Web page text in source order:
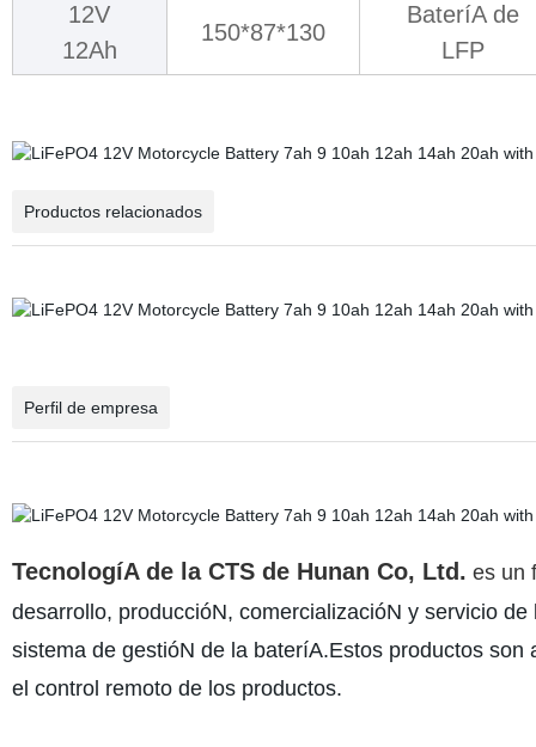
12V
12Ah
150*87*130
BateríA de
LFP
Productos relacionados
Perfil de empresa
TecnologíA de la CTS de Hunan Co, Ltd. es un
desarrollo, produccióN, comercializacióN y servicio
sistema de gestióN de la bateríA.Estos productos
el control remoto de los productos.